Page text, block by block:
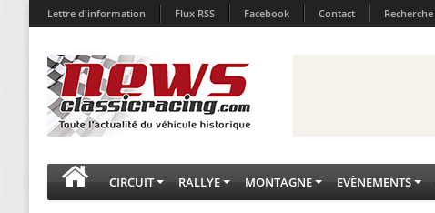
Lettre d'information Flux RSS Facebook Contact Recherche
CIRCUIT RALLYE MONTAGNE EVÈNEMENTS